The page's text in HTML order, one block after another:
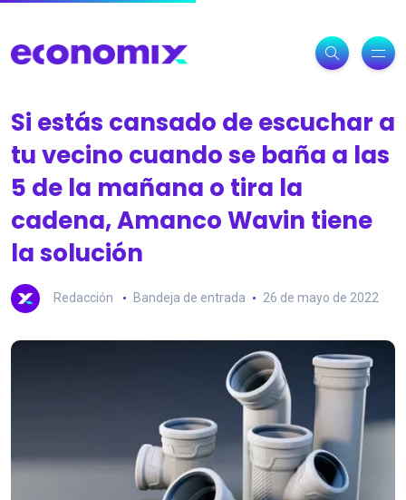
Si estás cansado de escuchar a
tu vecino cuando se baña a las
5 de la mañana o tira la
cadena, Amanco Wavin tiene
la solución
Redacción Bandeja de entrada 26 de mayo de 2022